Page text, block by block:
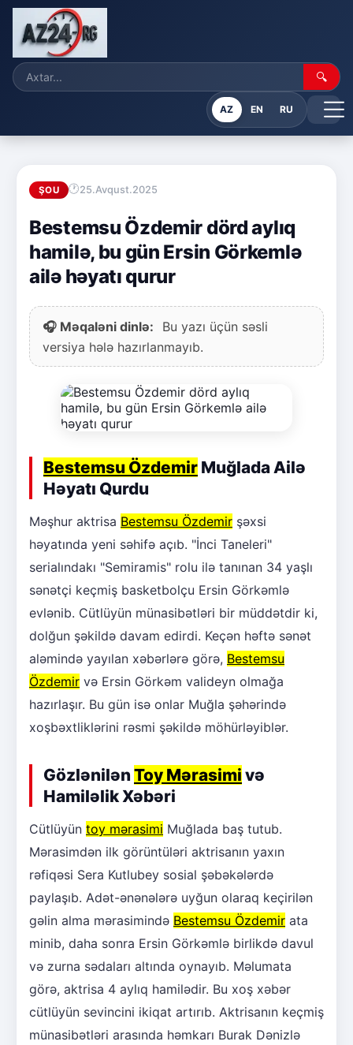
🔍
AZ EN RU
ŞOU 25.Avqust.2025
Bestemsu Özdemir dörd aylıq
hamilə, bu gün Ersin Görkemlə
ailə həyatı qurur
🎧 Məqaləni dinlə:
Bu yazı üçün səsli
versiya hələ hazırlanmayıb.
Bestemsu Özdemir Muğlada Ailə
Həyatı Qurdu
Məşhur aktrisa Bestemsu Özdemir şəxsi
həyatında yeni səhifə açıb. "İnci Taneleri"
serialındakı "Semiramis" rolu ilə tanınan 34 yaşlı
sənətçi keçmiş basketbolçu Ersin Görkəmlə
evlənib. Cütlüyün münasibətləri bir müddətdir ki,
dolğun şəkildə davam edirdi. Keçən həftə sənət
aləmində yayılan xəbərlərə görə, Bestemsu
Özdemir və Ersin Görkəm valideyn olmağa
hazırlaşır. Bu gün isə onlar Muğla şəhərində
xoşbəxtliklərini rəsmi şəkildə möhürləyiblər.
Gözlənilən Toy Mərasimi və
Hamiləlik Xəbəri
Cütlüyün toy mərasimi Muğlada baş tutub.
Mərasimdən ilk görüntüləri aktrisanın yaxın
rəfiqəsi Sera Kutlubey sosial şəbəkələrdə
paylaşıb. Adət-ənənələrə uyğun olaraq keçirilən
gəlin alma mərasimində Bestemsu Özdemir ata
minib, daha sonra Ersin Görkəmlə birlikdə davul
və zurna sədaları altında oynayıb. Məlumata
görə, aktrisa 4 aylıq hamilədir. Bu xoş xəbər
cütlüyün sevincini ikiqat artırıb. Aktrisanın keçmiş
münasibətləri arasında həmkarı Burak Dənizlə